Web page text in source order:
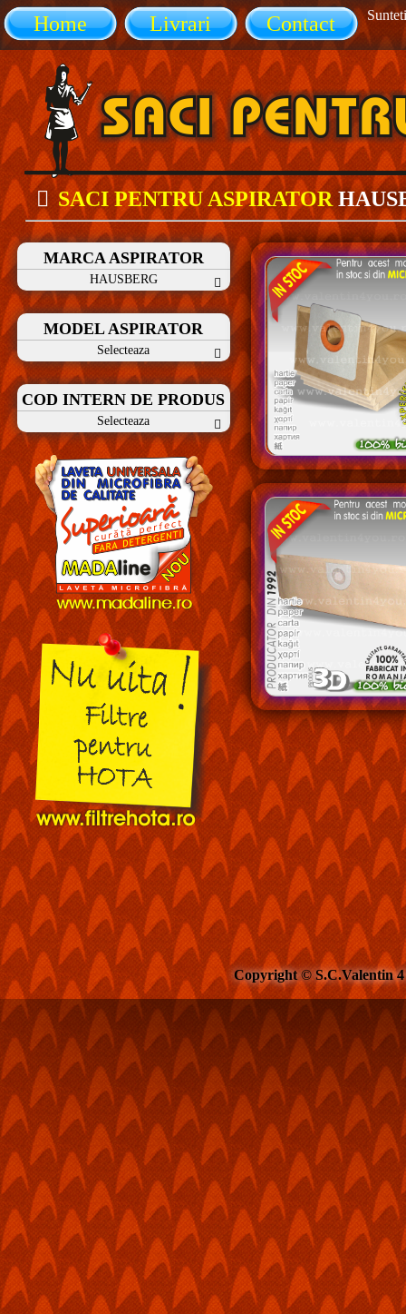
Home Livrari Contact
SACI PENTRU ASPIRATOR
MARCA ASPIRATOR
HAUSBERG
MODEL ASPIRATOR
Selecteaza
COD INTERN DE PRODUS
Selecteaza
Copyright © S.C.Valentin